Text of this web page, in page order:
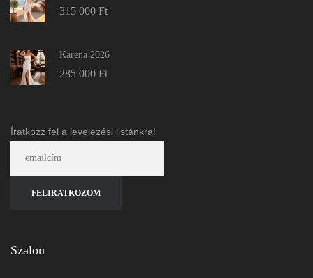
315 000 Ft
Karena 2026
285 000 Ft
Íratkozz fel a levelezési listánkra!
Szalon